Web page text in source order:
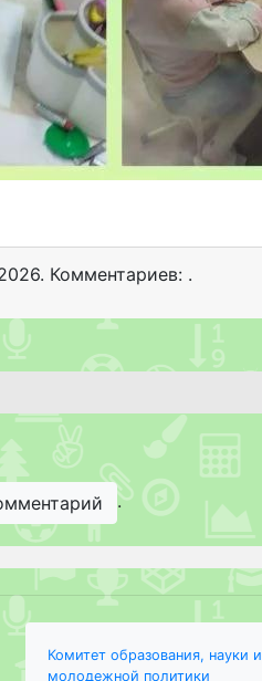
. Комментариев: .
.
Комитет образования, науки и
молодежной политики